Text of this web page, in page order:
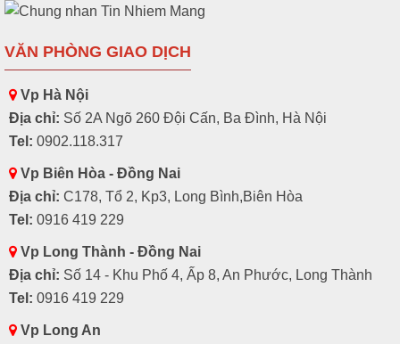
VĂN PHÒNG GIAO DỊCH
Vp Hà Nội
Địa chỉ: Số 2A Ngõ 260 Đội Cấn, Ba Đình, Hà Nội
Tel: 0902.118.317
Vp Biên Hòa - Đồng Nai
Địa chỉ: C178, Tổ 2, Kp3, Long Bình,Biên Hòa
Tel: 0916 419 229
Vp Long Thành - Đồng Nai
Địa chỉ: Số 14 - Khu Phố 4, Ấp 8, An Phước, Long Thành
Tel: 0916 419 229
Vp Long An